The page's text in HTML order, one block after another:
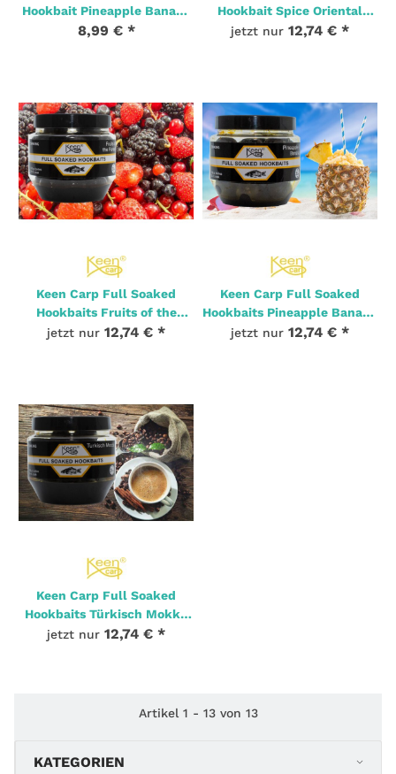
Hookbait Pineapple Banana
6mm 50g
8,99 € *
Hookbait Spice Oriental
20mm 150g
jetzt nur 12,74 € *
Keen Carp Full Soaked
Hookbaits Fruits of the
Forest 16mm 150g
jetzt nur 12,74 € *
Keen Carp Full Soaked
Hookbaits Pineapple Banana
16mm 150g
jetzt nur 12,74 € *
Keen Carp Full Soaked
Hookbaits Türkisch Mokka
16mm 150g
jetzt nur 12,74 € *
Artikel 1 - 13 von 13
KATEGORIEN